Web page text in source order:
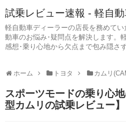
試乗レビュー速報 - 軽自
軽自動車ディーラーの店長を務めて
動車のお悩み･疑問点を解決します。
感想･乗り心地から欠点まで包み隠さ
ホーム トヨタ カムリ
スポーツモードの乗り心
型カムリの試乗レビュー】